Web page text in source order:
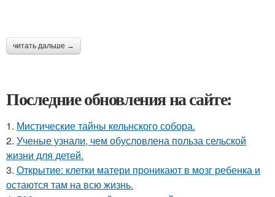
читать дальше →
Последние обновления на сайте:
1. Мистические тайны кельнского собора.
2. Ученые узнали, чем обусловлена польза сельской
жизни для детей.
3. Открытие: клетки матери проникают в мозг ребенка и
остаются там на всю жизнь.